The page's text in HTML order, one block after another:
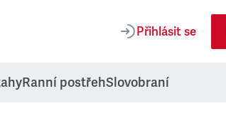
Přihlásit se
Ranní postřehSlovobraní